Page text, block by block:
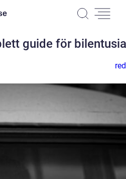
guide för